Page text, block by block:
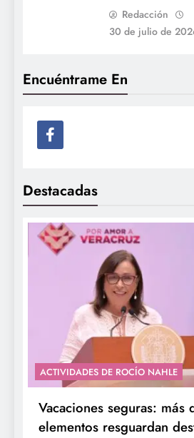
Encuéntrame En
Destacadas
ACTIVIDADES DE ROCÍO NAHLE
Vacaciones seguras: más
elementos resguardan
Redacción
30 de julio de